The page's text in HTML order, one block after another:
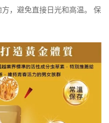
，避免直接日光和高温。 保